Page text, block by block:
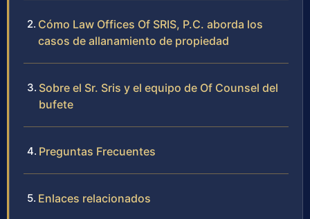
Cómo Law Offices Of SRIS, P.C. aborda los
casos de allanamiento de propiedad
Sobre el Sr. Sris y el equipo de Of Counsel del
bufete
Preguntas Frecuentes
Enlaces relacionados